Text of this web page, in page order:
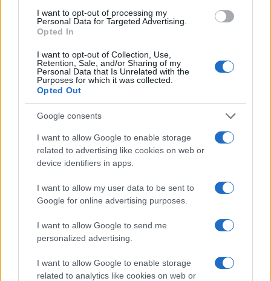
I want to opt-out of processing my
Personal Data for Targeted Advertising.
Opted In
I want to opt-out of Collection, Use,
Retention, Sale, and/or Sharing of my
Personal Data that Is Unrelated with the
Purposes for which it was collected.
Opted Out
Google consents
I want to allow Google to enable storage
related to advertising like cookies on web or
device identifiers in apps.
I want to allow my user data to be sent to
Google for online advertising purposes.
I want to allow Google to send me
personalized advertising.
I want to allow Google to enable storage
related to analytics like cookies on web or
conserva ancora taccuini degli incontri in Sala
delle Lapidi.